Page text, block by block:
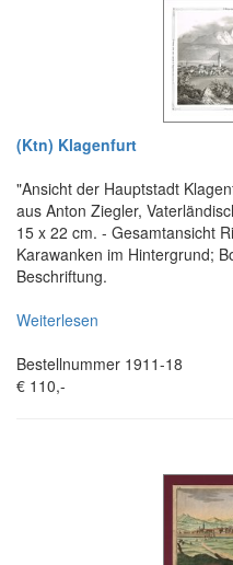
(Ktn) Klagenfurt
"Ansicht der Hauptstadt
aus Anton Ziegler,
15 x 22 cm. - Gesamtansicht
Karawanken im Hintergrund;
Beschriftung.
Weiterlesen
Bestellnummer 1911-18
€ 110,-